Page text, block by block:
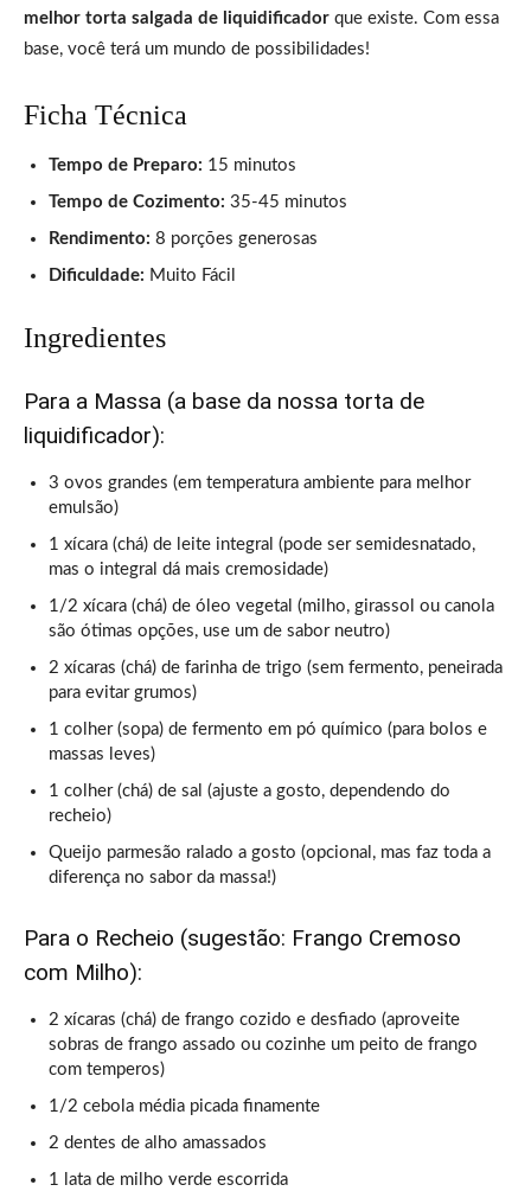
melhor torta salgada de liquidificador que existe. Com essa
base, você terá um mundo de possibilidades!
Ficha Técnica
Tempo de Preparo: 15 minutos
Tempo de Cozimento: 35-45 minutos
Rendimento: 8 porções generosas
Dificuldade: Muito Fácil
Ingredientes
Para a Massa (a base da nossa torta de
liquidificador):
3 ovos grandes (em temperatura ambiente para melhor
emulsão)
1 xícara (chá) de leite integral (pode ser semidesnatado,
mas o integral dá mais cremosidade)
1/2 xícara (chá) de óleo vegetal (milho, girassol ou canola
são ótimas opções, use um de sabor neutro)
2 xícaras (chá) de farinha de trigo (sem fermento, peneirada
para evitar grumos)
1 colher (sopa) de fermento em pó químico (para bolos e
massas leves)
1 colher (chá) de sal (ajuste a gosto, dependendo do
recheio)
Queijo parmesão ralado a gosto (opcional, mas faz toda a
diferença no sabor da massa!)
Para o Recheio (sugestão: Frango Cremoso
com Milho):
2 xícaras (chá) de frango cozido e desfiado (aproveite
sobras de frango assado ou cozinhe um peito de frango
com temperos)
1/2 cebola média picada finamente
2 dentes de alho amassados
1 lata de milho verde escorrida